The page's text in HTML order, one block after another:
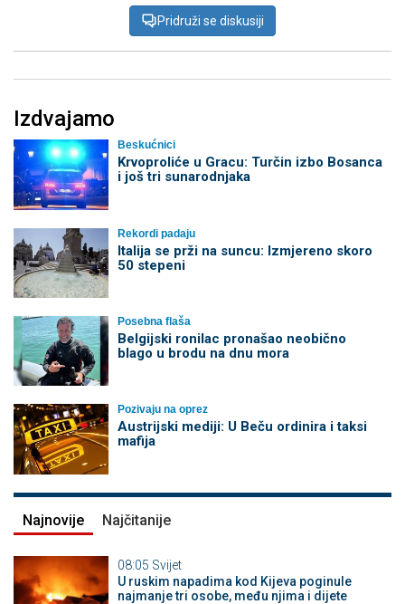
Pridruži se diskusiji
Izdvajamo
Beskućnici
Krvoproliće u Gracu: Turčin izbo Bosanca
i još tri sunarodnjaka
Rekordi padaju
Italija se prži na suncu: Izmjereno skoro
50 stepeni
Posebna flaša
Belgijski ronilac pronašao neobično
blago u brodu na dnu mora
Pozivaju na oprez
Austrijski mediji: U Beču ordinira i taksi
mafija
Najnovije Najčitanije
08:05 Svijet
U ruskim napadima kod Kijeva poginule
najmanje tri osobe, među njima i dijete